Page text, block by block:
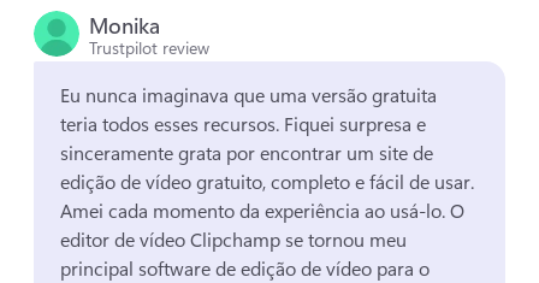
Monika
Trustpilot review
Eu nunca imaginava que uma versão gratuita
teria todos esses recursos. Fiquei surpresa e
sinceramente grata por encontrar um site de
Amei cada momento da experiência ao usá-lo. O
editor de vídeo Clipchamp se tornou meu
principal software de edição de vídeo para o